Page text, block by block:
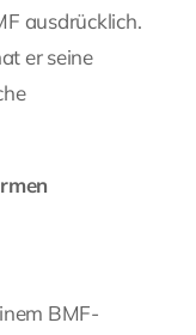
ausdrücklich.
er seine
BMF-